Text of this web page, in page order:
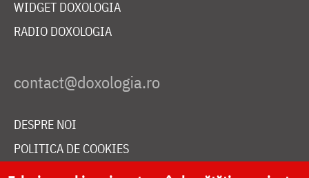
WIDGET DOXOLOGIA
RADIO DOXOLOGIA
DESPRE NOI
POLITICA DE COOKIES
DONEAZĂ ONLINE PENTRU CATEDRALA NAȚIONALĂ